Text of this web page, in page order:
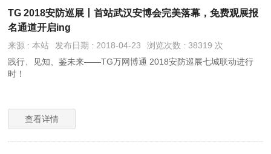
TG 2018安防巡展丨首站武汉安博会完美落幕，免费观展报
名通道开启ing
来源 : 本站 发布日期 : 2018-04-23
浏览次数 : 38319 次
践行、见知、鉴未来——TG万网博通 2018安防巡展七城联动进行
时！
查看详情